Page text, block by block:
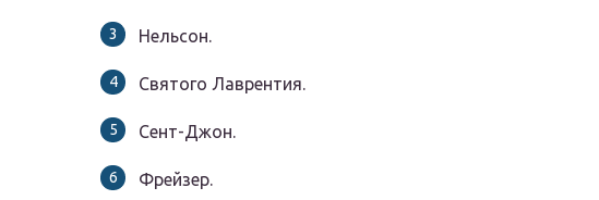
Нельсон.
Святого Лаврентия.
Сент-Джон.
Фрейзер.